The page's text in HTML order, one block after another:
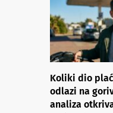
Koliki dio
odlazi na
analiza